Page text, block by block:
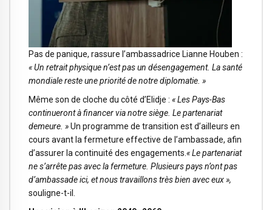
Pas de panique, rassure l’ambassadrice Lianne Houben :
« Un retrait physique n’est pas un désengagement. La santé
mondiale reste une priorité de notre diplomatie. »
Même son de cloche du côté d’Elidje : « Les Pays-Bas
continueront à financer via notre siège. Le partenariat
demeure. »Un programme de transition est d’ailleurs en
cours avant la fermeture effective de l’ambassade, afin
d’assurer la continuité des engagements. « Le partenariat
ne s’arrête pas avec la fermeture. Plusieurs pays n’ont pas
d’ambassade ici, et nous travaillons très bien avec eux »,
souligne-t-il.